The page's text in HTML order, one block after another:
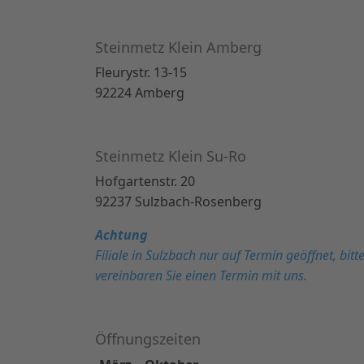
Steinmetz Klein Amberg
Fleurystr. 13-15
92224 Amberg
Steinmetz Klein Su-Ro
Hofgartenstr. 20
92237 Sulzbach-Rosenberg
Achtung
Filiale in Sulzbach nur auf Termin geöffnet, bitte
vereinbaren Sie einen Termin mit uns.
Öffnungszeiten